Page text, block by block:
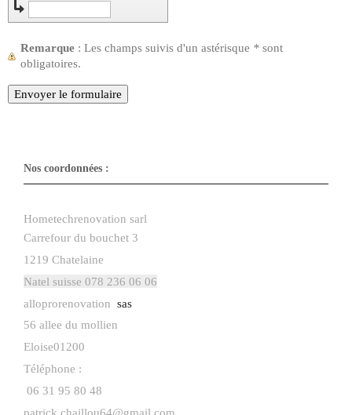
Remarque : Les champs suivis d'un astérisque * sont
obligatoires.
Nos coordonnées :
Hometechrenovation sarl
Carrefour du bouchet 3
1219 Chatelaine
Natel suisse 078 236 06 06
alloprorenovation ​sas
56 allee du mollien
Eloise01200
Téléphone :
06 31 95 80 48
patrick.chaillou64@gmail.com